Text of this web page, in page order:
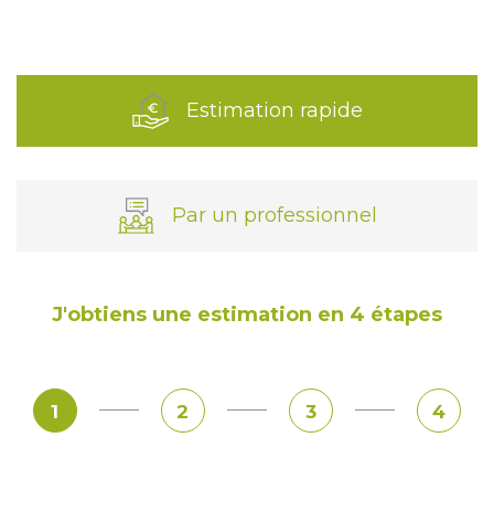
Estimation rapide
Par un professionnel
J'obtiens une estimation en 4 étapes
1 2 3 4